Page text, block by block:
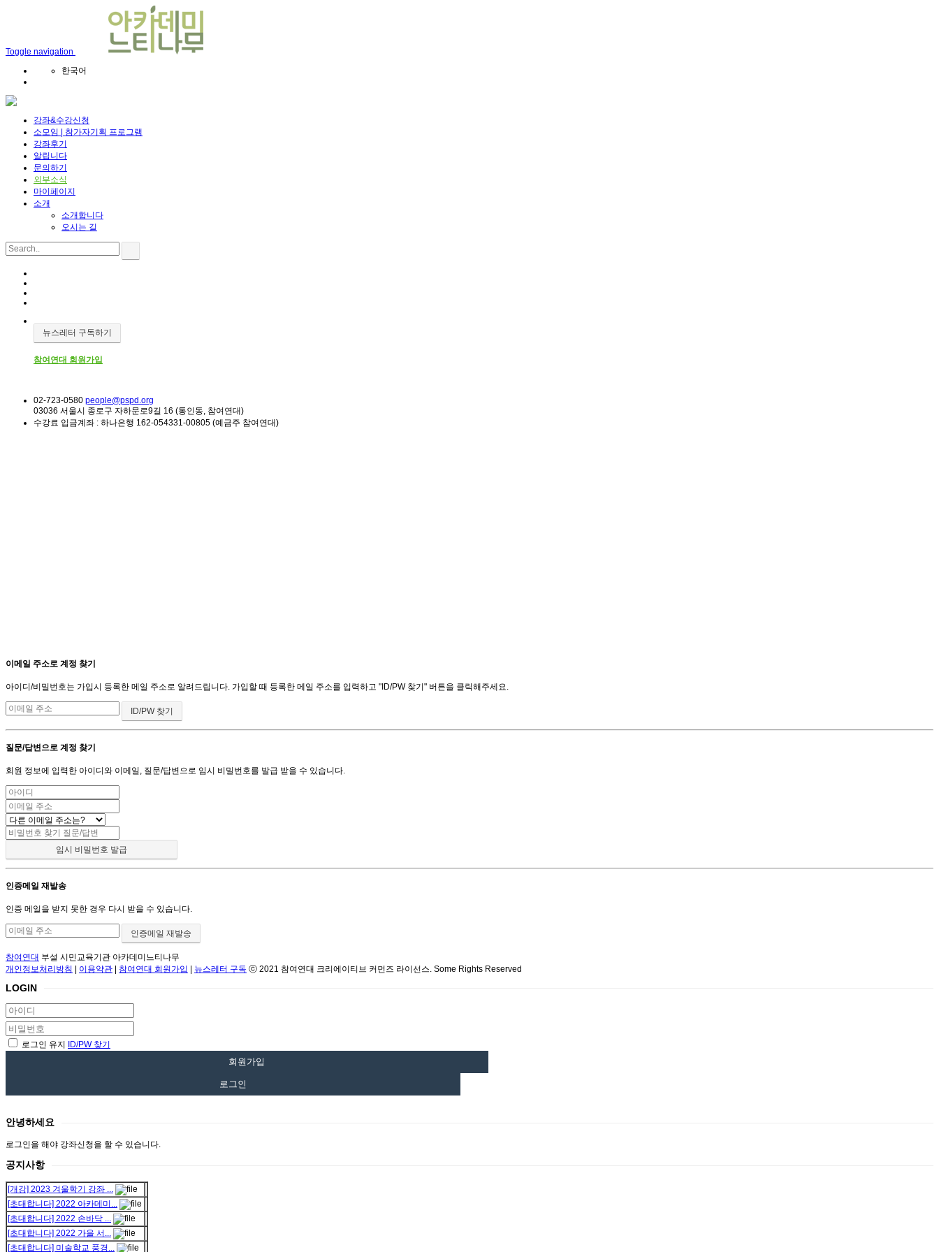
Toggle navigation
한국어
강좌&수강신청
소모임 | 참가자기획 프로그램
강좌후기
알립니다
문의하기
외부소식
마이페이지
소개
소개합니다
오시는 길
뉴스레터 구독하기
참여연대 회원가입
02-723-0580 people@pspd.org
03036 서울시 종로구 자하문로9길 16 (통인동, 참여연대)
수강료 입금계좌 : 하나은행 162-054331-00805 (예금주 참여연대)
이메일 주소로 계정 찾기
아이디/비밀번호는 가입시 등록한 메일 주소로 알려드립니다. 가입할 때 등록한 메일 주소를 입력하고 "ID/PW 찾기" 버튼을 클릭해주세요.
질문/답변으로 계정 찾기
회원 정보에 입력한 아이디와 이메일, 질문/답변으로 임시 비밀번호를 발급 받을 수 있습니다.
인증메일 재발송
인증 메일을 받지 못한 경우 다시 받을 수 있습니다.
참여연대 부설 시민교육기관 아카데미느티나무
개인정보처리방침 | 이용약관 | 참여연대 회원가입 | 뉴스레터 구독 ⓒ 2021 참여연대 크리에이티브 커먼즈 라이선스. Some Rights Reserved
LOGIN
로그인 유지 ID/PW 찾기
회원가입
로그인
안녕하세요
로그인을 해야 강좌신청을 할 수 있습니다.
공지사항
[개강] 2023 겨울학기 강좌 ...
[초대합니다] 2022 아카데미...
[초대합니다] 2022 손바닥 ...
[초대합니다] 2022 가을 서...
[초대합니다] 미술학교 풍경...